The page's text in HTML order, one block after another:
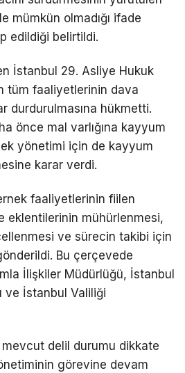
mümkün olmadığı ifade
edildiği belirtildi.
İstanbul 29. Asliye Hukuk
tüm faaliyetlerinin dava
durdurulmasına hükmetti.
önce mal varlığına kayyum
yönetimi için de kayyum
karar verdi.
faaliyetlerinin fiilen
eklentilerinin mühürlenmesi,
ve sürecin takibi için
Bu çerçevede
İlişkiler Müdürlüğü, İstanbul
ve İstanbul Valiliği
mevcut delil durumu dikkate
görevine devam